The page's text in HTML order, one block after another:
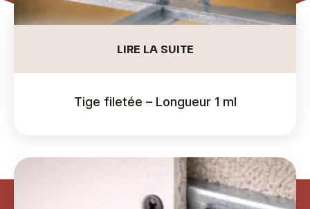
LIRE LA SUITE
Tige filetée – Longueur 1 ml